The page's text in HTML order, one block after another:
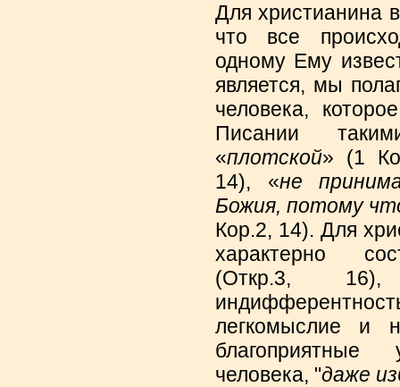
Для христианина
что все
одному Ему
является, мы
человека,
Писании
«плотской» (1
14), «не
Божия, потому
Кор.2, 14). Для
характерно
(Откр.3,
легкомыслие и
человека, "даже